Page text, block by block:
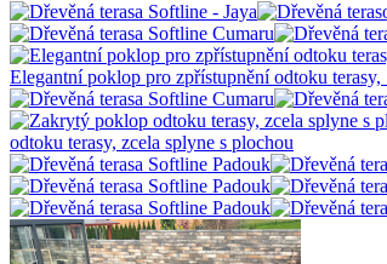
Elegantní poklop pro zpřístupnění odtoku terasy,
odtoku terasy, zcela splyne s plochou